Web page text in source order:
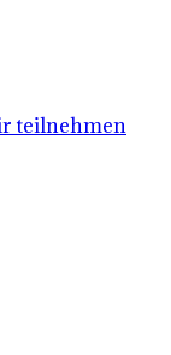
teilnehmen